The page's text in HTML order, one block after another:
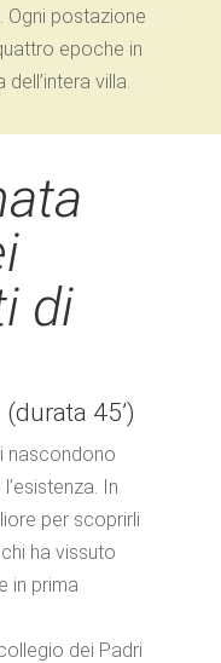
Ogni postazione
epoche in
villa.
di
45’)
nascondono
In
per scoprirli
ha vissuto
in prima
dei Padri